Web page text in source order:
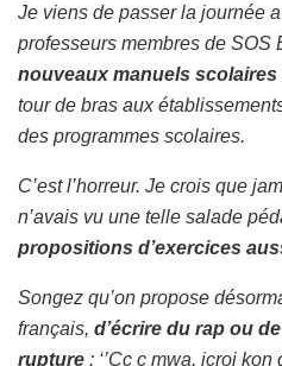
Je viens de passer la journée
professeurs membres de SOS
nouveaux manuels scolaires
tour de bras aux
des programmes scolaires.
C’est l’horreur. Je crois que
n’avais vu une telle salade
propositions d’exercices
Songez qu’on propose
français, d’écrire du rap ou
rupture : ‘’Cc c mwa, jcroi kon